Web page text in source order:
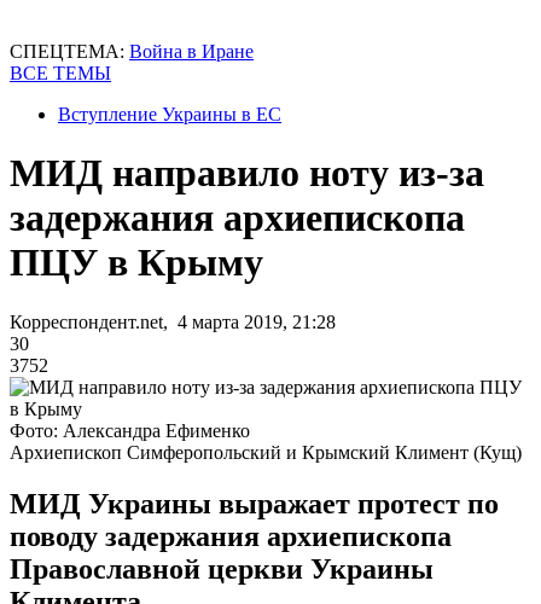
СПЕЦТЕМА: Война в Иране
ВСЕ ТЕМЫ
Вступление Украины в ЕС
МИД направило ноту из-за
задержания архиепископа
ПЦУ в Крыму
Корреспондент.net, 4 марта 2019, 21:28
30
3752
Фото: Александра Ефименко
Архиепископ Симферопольский и Крымский Климент (Кущ)
МИД Украины выражает протест по
поводу задержания архиепископа
Православной церкви Украины